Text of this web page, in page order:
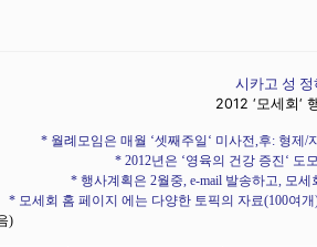
시카고 성
2012 ‘모세회‘
* 월례모임은 매월 ‘셋째주일‘ 미사전 후: 형제/
* 2012년은 ‘영육의 건강 증진‘ 도
* 행사계획은 2월중 , e-mail 발송하고 모세
* 모세회 홈 페이지 에는 다양한 토픽의 자료(100여개
)